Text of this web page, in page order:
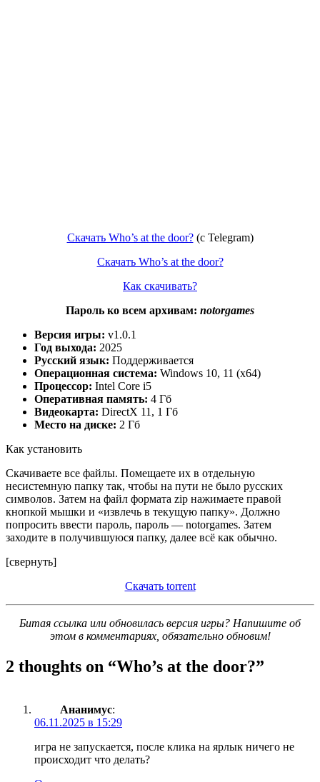
Скачать Who’s at the door?(c Telegram)
Скачать Who’s at the door?
Как скачивать?
Пароль ко всем архивам: notorgames
Версия игры: v1.0.1
Год выхода: 2025
Русский язык: Поддерживается
Операционная система: Windows 10, 11 (x64)
Процессор: Intel Core i5
Оперативная память: 4 Гб
Видеокарта: DirectX 11, 1 Гб
Место на диске: 2 Гб
Как установить
Скачиваете все файлы. Помещаете их в отдельную
несистемную папку так, чтобы на пути не было русских
символов. Затем на файл формата zip нажимаете правой
кнопкой мышки и «извлечь в текущую папку». Должно
попросить ввести пароль, пароль — notorgames. Затем
заходите в получившуюся папку, далее всё как обычно.
[свернуть]
Скачать torrent
Битая ссылка или обновилась версия игры? Напишите об
этом в комментариях, обязательно обновим!
2 thoughts on “Who’s at the door?”
Ананимус:
06.11.2025 в 15:29
игра не запускается, после клика на ярлык ничего не
происходит что делать?